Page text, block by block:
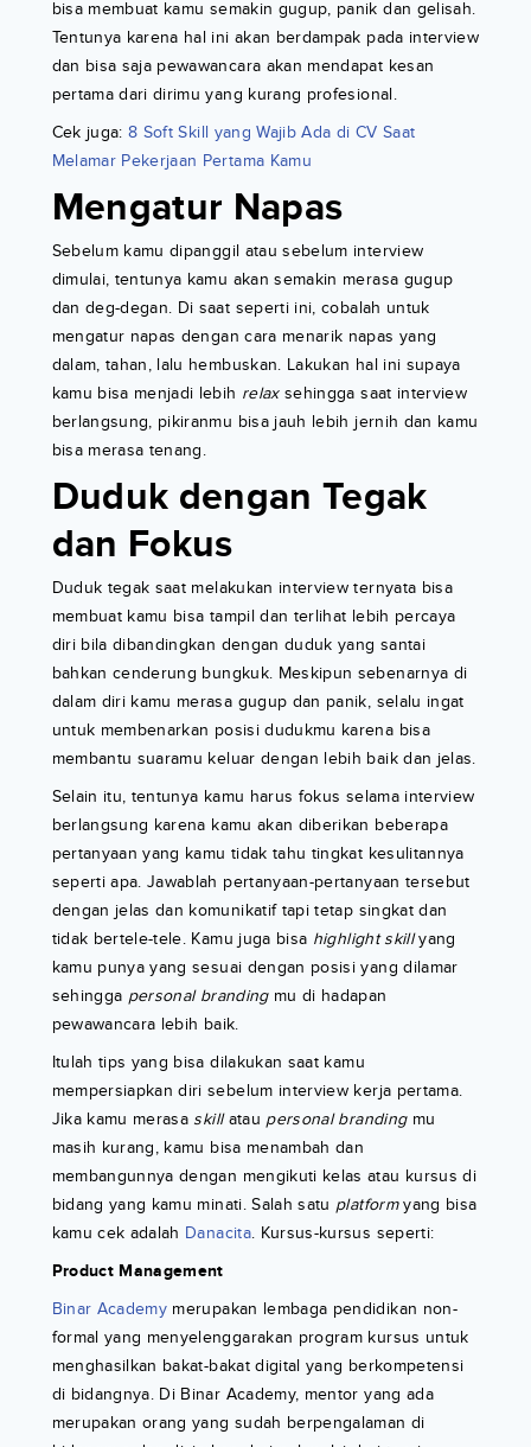
bisa membuat kamu semakin gugup, panik dan gelisah.
Tentunya karena hal ini akan berdampak pada interview
dan bisa saja pewawancara akan mendapat kesan
pertama dari dirimu yang kurang profesional.
Cek juga: 8 Soft Skill yang Wajib Ada di CV Saat
Melamar Pekerjaan Pertama Kamu
Mengatur Napas
Sebelum kamu dipanggil atau sebelum interview
dimulai, tentunya kamu akan semakin merasa gugup
dan deg-degan. Di saat seperti ini, cobalah untuk
mengatur napas dengan cara menarik napas yang
dalam, tahan, lalu hembuskan. Lakukan hal ini supaya
kamu bisa menjadi lebih relaxsehingga saat interview
berlangsung, pikiranmu bisa jauh lebih jernih dan kamu
bisa merasa tenang.
Duduk dengan Tegak
dan Fokus
Duduk tegak saat melakukan interview ternyata bisa
membuat kamu bisa tampil dan terlihat lebih percaya
diri bila dibandingkan dengan duduk yang santai
bahkan cenderung bungkuk. Meskipun sebenarnya di
dalam diri kamu merasa gugup dan panik, selalu ingat
untuk membenarkan posisi dudukmu karena bisa
membantu suaramu keluar dengan lebih baik dan jelas.
Selain itu, tentunya kamu harus fokus selama interview
berlangsung karena kamu akan diberikan beberapa
pertanyaan yang kamu tidak tahu tingkat kesulitannya
seperti apa. Jawablah pertanyaan-pertanyaan tersebut
dengan jelas dan komunikatif tapi tetap singkat dan
tidak bertele-tele. Kamu juga bisa highlight skillyang
kamu punya yang sesuai dengan posisi yang dilamar
sehingga personal brandingmu di hadapan
pewawancara lebih baik.
Itulah tips yang bisa dilakukan saat kamu
mempersiapkan diri sebelum interview kerja pertama.
Jika kamu merasa skillatau personal brandingmu
masih kurang, kamu bisa menambah dan
membangunnya dengan mengikuti kelas atau kursus di
bidang yang kamu minati. Salah satu platformyang bisa
kamu cek adalah Danacita. Kursus-kursus seperti:
Product Management
Binar Academy merupakan lembaga pendidikan non-
formal yang menyelenggarakan program kursus untuk
menghasilkan bakat-bakat digital yang berkompetensi
di bidangnya. Di Binar Academy, mentor yang ada
merupakan orang yang sudah berpengalaman di